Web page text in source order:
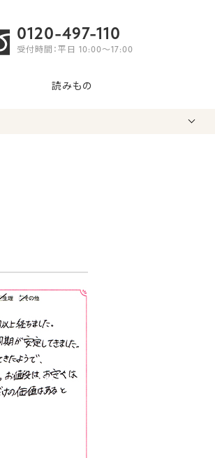
0120-497-110
受付時間：平日 10:00〜17:00
読みもの